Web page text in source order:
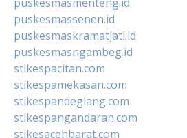
puskesmassenen.id
puskesmaskramatjati.id
puskesmasngambeg.id
stikespacitan.com
stikespamekasan.com
stikespandeglang.com
stikespangandaran.com
stikesacehbarat.com